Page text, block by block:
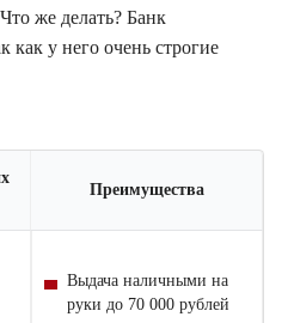
же делать? Банк
как у него очень строгие
Преимущества
Выдача наличными на
руки до 70 000 рублей